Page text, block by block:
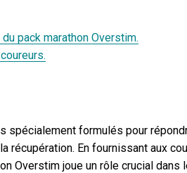
pack marathon Overstim.
spécialement formulés pour
récupération. En fournissant aux
Overstim joue un rôle crucial dans